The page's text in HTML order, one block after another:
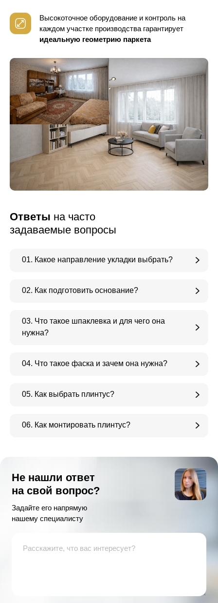
Высокоточное оборудование и контроль на
каждом участке производства гарантирует
идеальную геометрию паркета
Ответы на часто
задаваемые вопросы
01. Какое направление укладки выбрать?
02. Как подготовить основание?
03. Что такое шпаклевка и для чего она
нужна?
04. Что такое фаска и зачем она нужна?
05. Как выбрать плинтус?
06. Как монтировать плинтус?
Не нашли ответ
на свой вопрос?
Задайте его напрямую
нашему специалисту